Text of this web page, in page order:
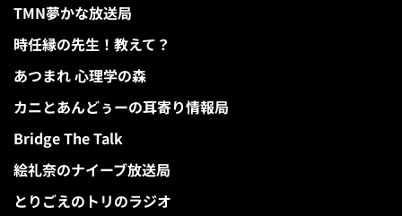
TMN夢かな放送局
時任縁の先生！教えて？
あつまれ 心理学の森
カニとあんどぅーの耳寄り情報局
Bridge The Talk
絵礼奈のナイーブ放送局
とりごえのトリのラジオ